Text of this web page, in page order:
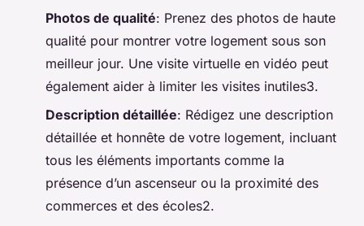
Photos de qualité: Prenez des photos de haute
qualité pour montrer votre logement sous son
meilleur jour. Une visite virtuelle en vidéo peut
également aider à limiter les visites inutiles3.
Description détaillée: Rédigez une description
détaillée et honnête de votre logement, incluant
tous les éléments importants comme la
présence d’un ascenseur ou la proximité des
commerces et des écoles2.